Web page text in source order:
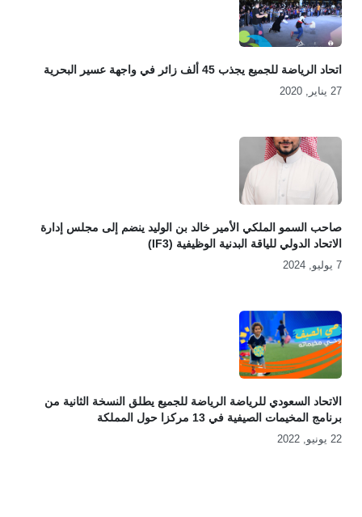
اتحاد الرياضة للجميع يجذب 45 ألف زائر في واجهة عسير البحرية
27 يناير, 2020
صاحب السمو الملكي الأمير خالد بن الوليد ينضم إلى مجلس إدارة
الاتحاد الدولي للياقة البدنية الوظيفية (iF3)
7 يوليو, 2024
الاتحاد السعودي للرياضة الرياضة للجميع يطلق النسخة الثانية من
برنامج المخيمات الصيفية في 13 مركزا حول المملكة
22 يونيو, 2022